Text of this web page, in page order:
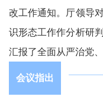
改工作通知。厅领导
识形态工作作分析研
汇报了全面从严治党
会议指出